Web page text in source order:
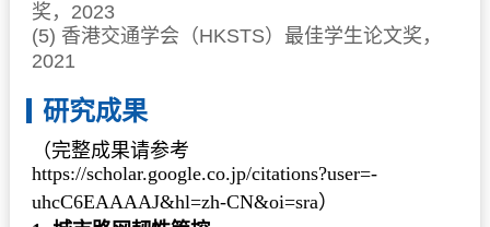
奖，2023
(5) 香港交通学会（HKSTS）最佳学生论文奖，
2021
研究成果
（完整成果请参考
https://scholar.google.co.jp/citations?user=-
uhcC6EAAAAJ&hl=zh-CN&oi=sra）